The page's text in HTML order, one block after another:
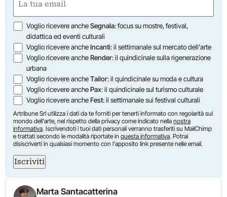
(Obbligatorio)
Opzioni
Voglio ricevere ancheSegnala: focus su mostre, festival,
didattica ed eventi culturali
Voglio ricevere ancheIncanti: il settimanale sul mercato dell'arte
Voglio ricevere ancheRender: il quindicinale sulla rigenerazione
urbana
Voglio ricevere ancheTailor: il quindicinale su moda e cultura
Voglio ricevere anchePax: il quindicinale sul turismo culturale
Voglio ricevere ancheFest: il settimanale sui festival culturali
Artribune Srl utilizza i dati da te forniti per tenerti informato con regolarità sul
mondo dell'arte, nel rispetto della privacy come indicato nella nostra
informativa. Iscrivendoti i tuoi dati personali verranno trasferiti su MailChimp
e trattati secondo le modalità riportate in questa informativa. Potrai
disiscriverti in qualsiasi momento con l'apposito link presente nelle email.
Iscriviti
Marta Santacatterina